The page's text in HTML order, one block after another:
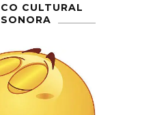
CULTURAL